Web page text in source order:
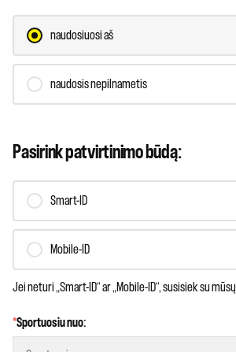
naudosiuosi aš
naudosis nepilnametis
Pasirink patvirtinimo būdą:
Smart-ID
Mobile-ID
Jei neturi „Smart-ID“ ar „Mobile-ID“, susisiek su mūsų
*Sportuosiu nuo: